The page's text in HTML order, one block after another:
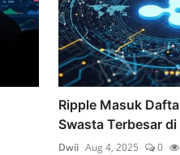
Ripple Masuk
Swasta Terbesar
Dwii Aug 4, 2025 0